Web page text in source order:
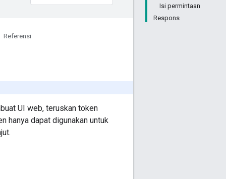
Isi permintaan
Respons
Referensi
UI web, teruskan token
hanya dapat digunakan untuk